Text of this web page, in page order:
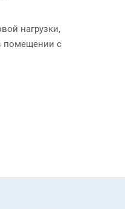
нагрузки,
помещении с